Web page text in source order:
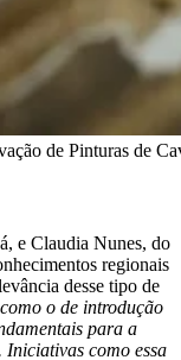
de Pinturas de
e Claudia Nunes, do
regionais
desse tipo de
o de introdução
para a
como essa